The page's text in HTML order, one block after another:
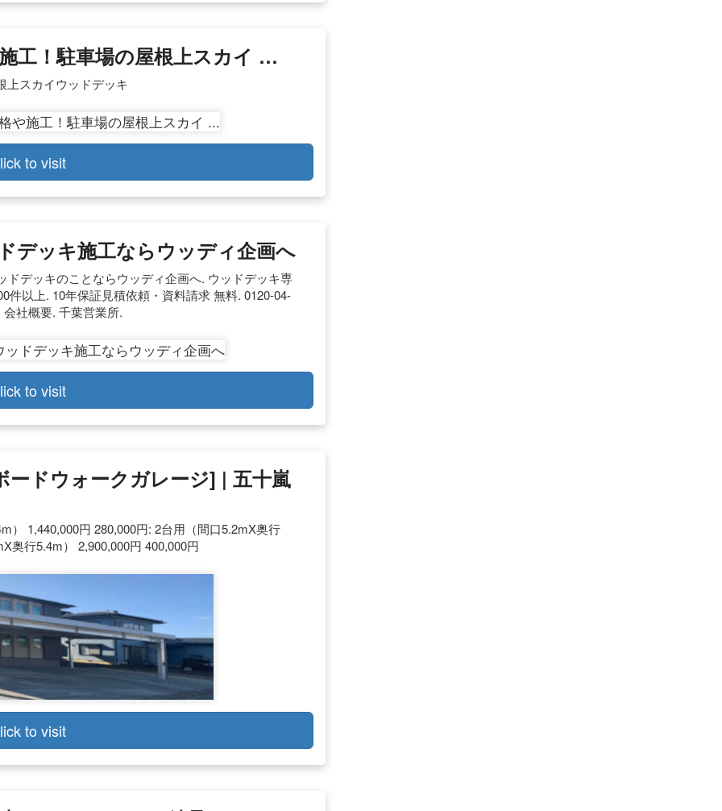
工！駐車場の屋根上スカイ …
上スカイウッドデッキ
to visit
デッキ施工ならウッディ企画へ
デッキのことならウッディ企画へ. ウッドデッキ専
以上. 10年保証見積依頼・資料請求 無料. 0120-04-
社概要. 千葉営業所.
to visit
ドウォークガレージ] | 五十嵐
） 1,440,000円 280,000円: 2台用（間口5.2mX奥行
奥行5.4m） 2,900,000円 400,000円
to visit